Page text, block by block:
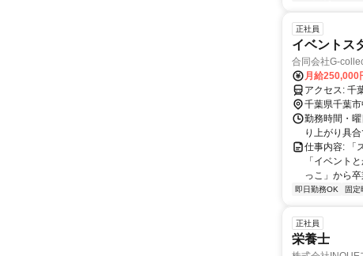
正社員
イベントス
合同会社G-
月給250,000
千葉県千葉
勤務時間・
り上がり具
仕事内容: 「
「イベント
っこ」から
即日勤務OK 固定
正社員
栄養士